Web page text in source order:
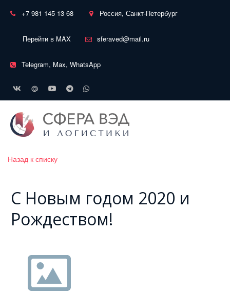
+7 981 145 13 68 Россия, Санкт-Петербург
Перейти в MAX sferaved@mail.ru
Telegram, Max, WhatsApp
Назад к списку
С Новым годом 2020 и
Рождеством!